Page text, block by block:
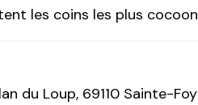
les coins les plus
du Loup, 69110 Sainte-